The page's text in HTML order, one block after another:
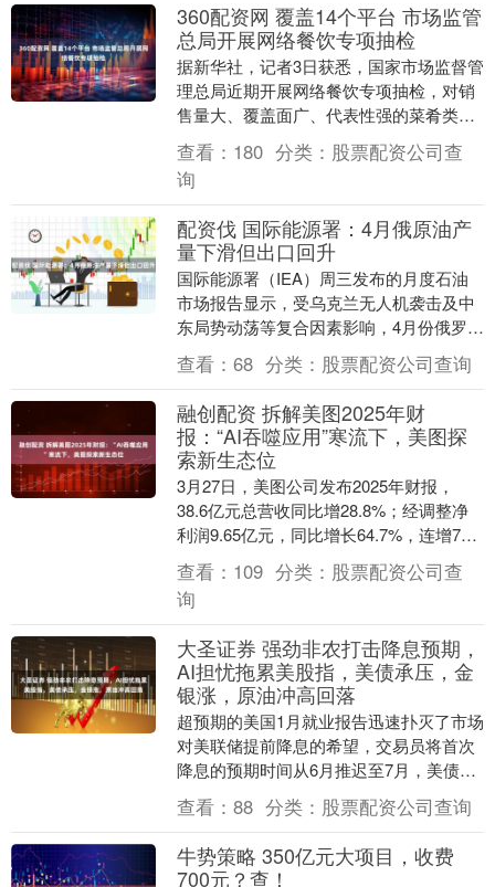
360配资网 覆盖14个平台 市场监管
总局开展网络餐饮专项抽检
据新华社，记者3日获悉，国家市场监督管
理总局近期开展网络餐饮专项抽检，对销
售量大、覆盖面广、代表性强的菜肴类、
小吃快餐类、主食类、饮品类、甜品类、
烧烤类、火锅类....
查看： 180 分类： 股票配资公司查
询
配资伐 国际能源署：4月俄原油产
量下滑但出口回升
国际能源署（IEA）周三发布的月度石油
市场报告显示，受乌克兰无人机袭击及中
东局势动荡等复合因素影响，4月份俄罗斯
原油生产与出口呈现结构性波动：原油产
量同比出现下....
查看： 68 分类： 股票配资公司查询
融创配资 拆解美图2025年财
报：“AI吞噬应用”寒流下，美图探
索新生态位
3月27日，美图公司发布2025年财报，
38.6亿元总营收同比增28.8%；经调整净
利润9.65亿元，同比增长64.7%，连增7
年。 “AI吞噬软件”的论断席卷....
查看： 109 分类： 股票配资公司查
询
大圣证券 强劲非农打击降息预期，
AI担忧拖累美股指，美债承压，金
银涨，原油冲高回落
超预期的美国1月就业报告迅速扑灭了市场
对美联储提前降息的希望，交易员将首次
降息的预期时间从6月推迟至7月，美债价
格承压。美股指在数据公布后一度跳空高
开，但随后因....
查看： 88 分类： 股票配资公司查询
牛势策略 350亿元大项目，收费
700元？查！